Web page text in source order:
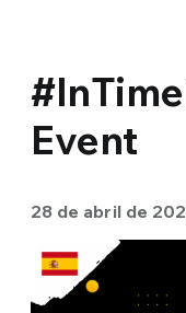
Event
28 de abril de